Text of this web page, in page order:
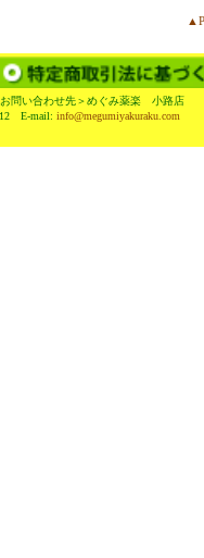
問い合わせ先＞めぐみ薬楽 小路店
E-mail: info@megumiyakuraku.com